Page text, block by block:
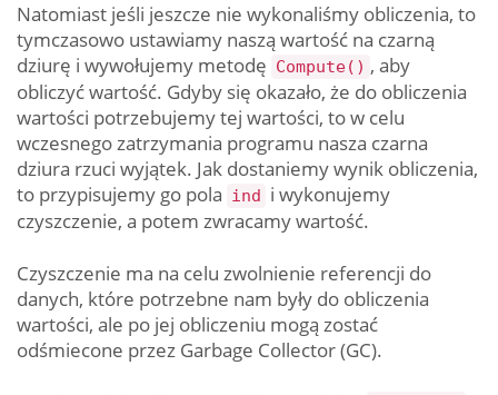
Natomiast jeśli jeszcze nie wykonaliśmy obliczenia, to
tymczasowo ustawiamy naszą wartość na czarną
dziurę i wywołujemy metodę Compute() , aby
obliczyć wartość. Gdyby się okazało, że do obliczenia
wartości potrzebujemy tej wartości, to w celu
wczesnego zatrzymania programu nasza czarna
dziura rzuci wyjątek. Jak dostaniemy wynik obliczenia,
to przypisujemy go pola ind i wykonujemy
czyszczenie, a potem zwracamy wartość.
Czyszczenie ma na celu zwolnienie referencji do
danych, które potrzebne nam były do obliczenia
wartości, ale po jej obliczeniu mogą zostać
odśmiecone przez Garbage Collector (GC).